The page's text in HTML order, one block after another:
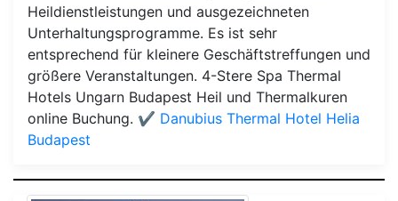
Heildienstleistungen und ausgezeichneten
Unterhaltungsprogramme. Es ist sehr
entsprechend für kleinere Geschäftstreffungen und
größere Veranstaltungen. 4-Stere Spa Thermal
Hotels Ungarn Budapest Heil und Thermalkuren
online Buchung. ✔️ Danubius Thermal Hotel Helia
Budapest